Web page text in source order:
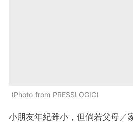
Photo from PRESSLOGIC
小朋友年紀雖小，但倘若父母／